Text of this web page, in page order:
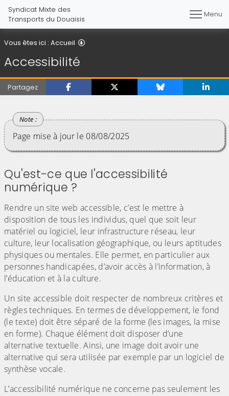
Syndicat Mixte des
Transports du Douaisis
Menu
Vous êtes ici : Accueil
Accessibilité
Partagez
Page mise à jour le 08/08/2025
Qu'est-ce que l'accessibilité
numérique ?
Rendre un site web accessible, c’est le mettre à
disposition de tous les individus, quel que soit leur
matériel ou logiciel, leur infrastructure réseau, leur
culture, leur localisation géographique, ou leurs aptitudes
physiques ou mentales. Elle permet, en particulier aux
personnes handicapées, d’avoir accès à l’information, à
l’éducation et à la culture.
Un site accessible doit respecter de nombreux critères et
règles techniques. En termes de développement, le fond
(le texte) doit être séparé de la forme (les images, la mise
en forme). Chaque élément doit disposer d’une
alternative textuelle. Ainsi, une image doit avoir une
alternative qui sera utilisée par exemple par un logiciel de
synthèse vocale.
L’accessibilité numérique ne concerne pas seulement les